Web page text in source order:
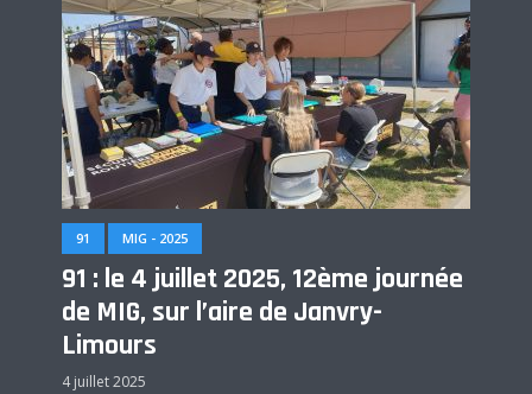
91 MIG - 2025
91 : le 4 juillet 2025, 12ème journée
de MIG, sur l’aire de Janvry-
Limours
4 juillet 2025